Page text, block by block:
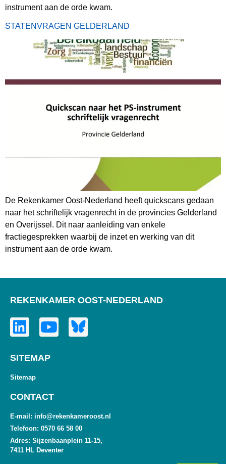
instrument aan de orde kwam.
STATENVRAGEN GELDERLAND
De Rekenkamer Oost-Nederland heeft quickscans gedaan
naar het schriftelijk vragenrecht in de provincies Gelderland
en Overijssel. Dit naar aanleiding van enkele
fractiegesprekken waarbij de inzet en werking van dit
instrument aan de orde kwam.
REKENKAMER OOST-NEDERLAND
SITEMAP
Sitemap
CONTACT
E-mail: info@rekenkameroost.nl
Telefoon: 0570 66 58 00
Adres: Sijzenbaanplein 11-15,
7411 HL Deventer